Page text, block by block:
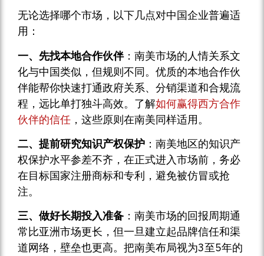
无论选择哪个市场，以下几点对中国企业普遍适
用：
一、先找本地合作伙伴：南美市场的人情关系文
化与中国类似，但规则不同。优质的本地合作伙
伴能帮你快速打通政府关系、分销渠道和合规流
程，远比单打独斗高效。了解如何赢得西方合作
伙伴的信任 ，这些原则在南美同样适用。
二、提前研究知识产权保护 ：南美地区的知识产
权保护水平参差不齐，在正式进入市场前，务必
在目标国家注册商标和专利，避免被仿冒或抢
注。
三、做好长期投入准备 ：南美市场的回报周期通
常比亚洲市场更长，但一旦建立起品牌信任和渠
道网络，壁垒也更高。把南美布局视为3至5年的